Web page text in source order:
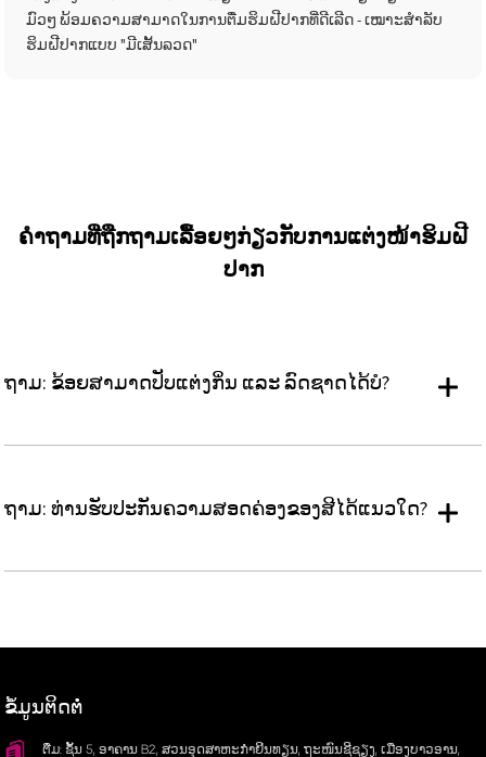
ມົວໆ ພ້ອມຄວາມສາມາດໃນການຕື່ມຮິມຝີປາກທີ່ດີເລີດ - ເໝາະສຳລັບ
ຮິມຝີປາກແບບ "ມີເສັ້ນລວດ"
ຄຳຖາມທີ່ຖືກຖາມເລື້ອຍໆກ່ຽວກັບການແຕ່ງໜ້າຮິມຝີ
ປາກ
ຖາມ: ຂ້ອຍສາມາດປັບແຕ່ງກິ່ນ ແລະ ລົດຊາດໄດ້ບໍ?
ຖາມ: ທ່ານຮັບປະກັນຄວາມສອດຄ່ອງຂອງສີໄດ້ແນວໃດ?
ຂໍ້ມູນຕິດຕໍ່
ຕື່ມ: ຊັ້ນ 5, ອາຄານ B2, ສວນອຸດສາຫະກຳຢິນທຽນ, ຖະໜົນຊີຊຽງ, ເມືອງບາວອານ,